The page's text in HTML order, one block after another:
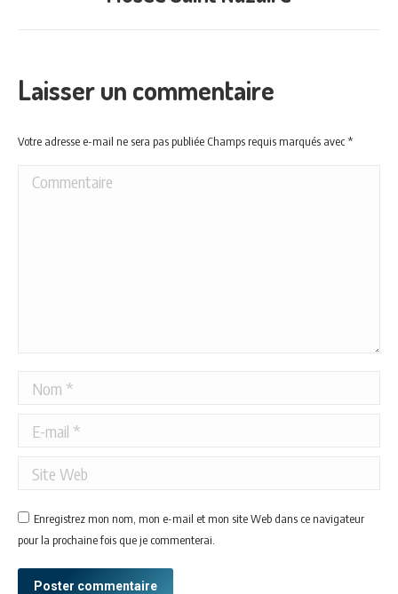
Laisser un commentaire
Votre adresse e-mail ne sera pas publiée Champs requis marqués avec*
Commentaire
Nom *
E-mail *
Site Web
Enregistrez mon nom, mon e-mail et mon site Web dans ce navigateur
pour la prochaine fois que je commenterai.
Poster commentaire